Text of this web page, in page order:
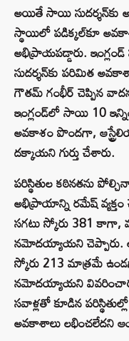
అయితే సాయి సుదర్శన్‌కు
స్థాయిలో పడిక్కల్‌కూ
అభిప్రాయపడ్డారు.
సుదర్శన్‌కు పరిమిత
గౌతమ్ గంభీర్ చెప్పిన
ఇంగ్లండ్‌లో సాయి 10
అవకాశం పొందగా,
దక్కాయని గుర్తు చేశారు.
పరిస్థితుల కఠినతను
అభిప్రాయాన్ని రమేష్ వ్యక్తం
సగటు స్కోరు 381 కాగా,
నమోదయ్యాయని చెప్పారు.
స్కోరు 213 మాత్రమే
నమోదయ్యాయని
సవాళ్లతో కూడిన
అవకాశాలు లభించలేదని